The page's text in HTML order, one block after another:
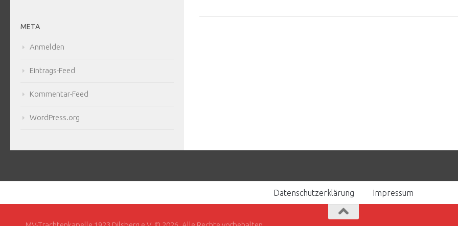
META
Anmelden
Eintrags-Feed
Kommentar-Feed
WordPress.org
Datenschutzerklärung Impressum